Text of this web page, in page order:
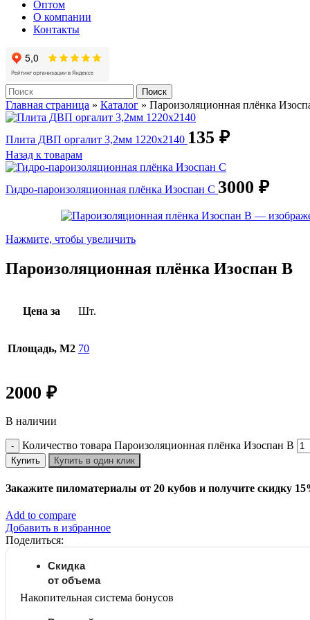
Оптом
О компании
Контакты
Поиск
Главная страница » Каталог » Пароизоляционная плёнка
Плита ДВП оргалит 3,2мм 1220х2140 135 ₽
Назад к товарам
Гидро-пароизоляционная плёнка Изоспан С 3000 ₽
Нажмите, чтобы увеличить
Пароизоляционная плёнка Изоспан B
Цена за Шт.
Площадь, М2 70
2000 ₽
В наличии
Количество товара Пароизоляционная плёнка Изоспан B
Купить Купить в один клик
Закажите пиломатериалы от 20 кубов и получите скидку
Add to compare
Добавить в избранное
Поделиться:
Скидка
от объема
Накопительная система бонусов